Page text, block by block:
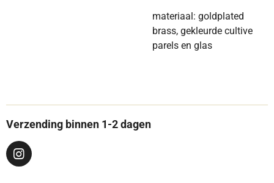
materiaal: goldplated
brass, gekleurde cultive
parels en glas
Verzending binnen 1-2 dagen
I
n